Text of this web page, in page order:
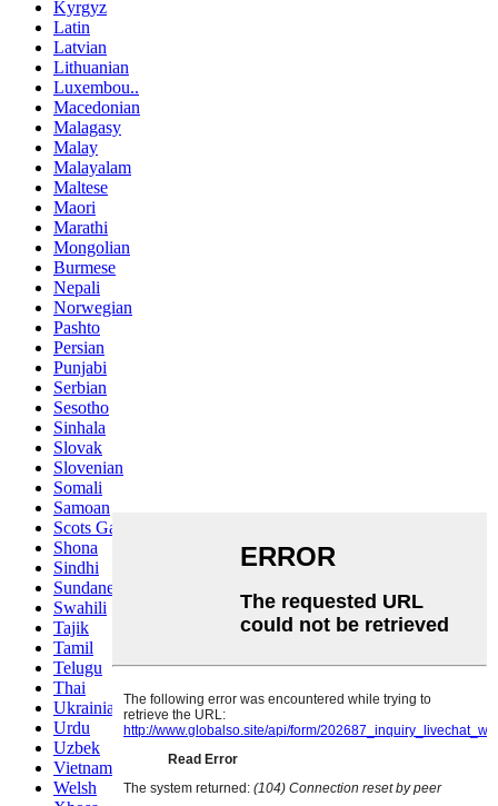
Kyrgyz
Latin
Latvian
Lithuanian
Luxembou..
Macedonian
Malagasy
Malay
Malayalam
Maltese
Maori
Marathi
Mongolian
Burmese
Nepali
Norwegian
Pashto
Persian
Punjabi
Serbian
Sesotho
Sinhala
Slovak
Slovenian
Somali
Samoan
Scots Gaelic
Shona
Sindhi
Sundanese
Swahili
Tajik
Tamil
Telugu
Thai
Ukrainian
Urdu
Uzbek
Vietnamese
Welsh